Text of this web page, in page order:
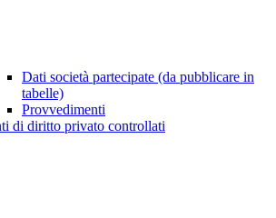
Dati società partecipate (da pubblicare in
tabelle)
Provvedimenti
di diritto privato controllati